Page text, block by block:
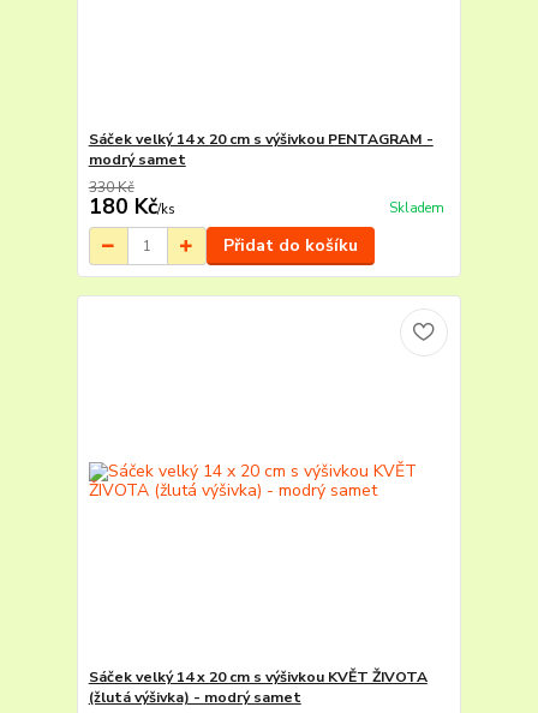
Sáček velký 14 x 20 cm s výšivkou PENTAGRAM -
modrý samet
330 Kč
180 Kč/ks Skladem
Přidat do košíku
Sáček velký 14 x 20 cm s výšivkou KVĚT ŽIVOTA
(žlutá výšivka) - modrý samet